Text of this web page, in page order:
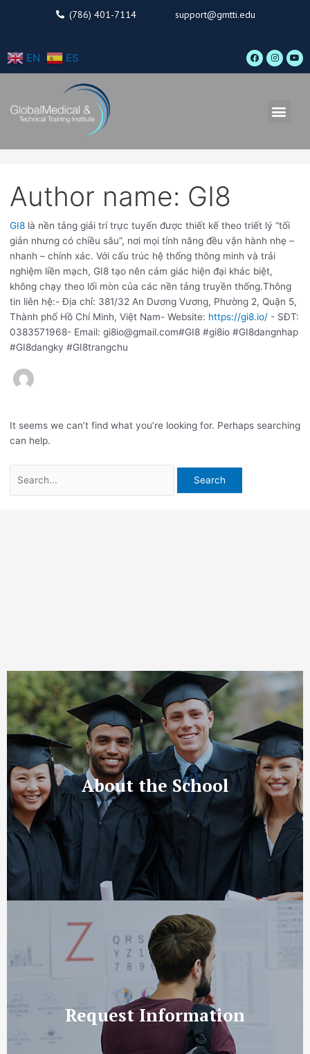
(786) 401-7114 support@gmtti.edu
EN ES
F
a
c
I
n
s
a
m
Y
o
u
Author name: GI8
GI8là nền tảng giải trí trực tuyến được thiết kế theo triết lý “tối
giản nhưng có chiều sâu”, nơi mọi tính năng đều vận hành nhẹ –
nhanh – chính xác. Với cấu trúc hệ thống thông minh và trải
nghiệm liền mạch, GI8 tạo nên cảm giác hiện đại khác biệt,
không chạy theo lối mòn của các nền tảng truyền thống.Thông
tin liên hệ:- Địa chỉ: 381/32 An Dương Vương, Phường 2, Quận 5,
Thành phố Hồ Chí Minh, Việt Nam- Website: https://gi8.io/- SĐT:
0383571968- Email: gi8io@gmail.com#GI8 #gi8io #GI8dangnhap
#GI8dangky #GI8trangchu
It seems we can’t find what you’re looking for. Perhaps searching
can help.
About the School
Request Information